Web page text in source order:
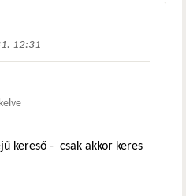
12:31
kereső - csak akkor keres